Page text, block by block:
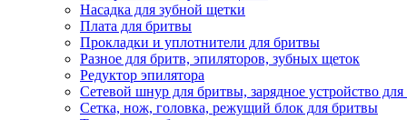
Насадка для зубной щетки
Плата для бритвы
Прокладки и уплотнители для бритвы
Разное для бритв, эпиляторов, зубных щеток
Редуктор эпилятора
Сетевой шнур для бритвы, зарядное устройство
Сетка, нож, головка, режущий блок для бритвы